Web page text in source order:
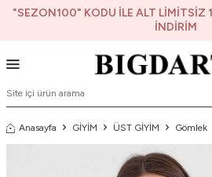
"SEZON100" KODU İLE ALT LİMİTSİZ
İNDİRİM
Anasayfa GİYİM ÜST GİYİM Gömlek